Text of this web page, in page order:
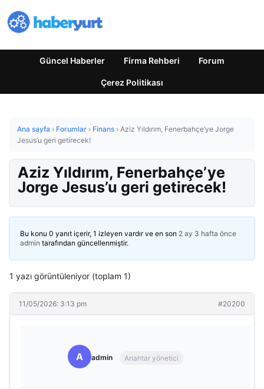
Güncel Haberler Firma Rehberi Forum
Çerez Politikası
Ana sayfa › Forumlar › Finans › Aziz Yıldırım, Fenerbahçe’ye Jorge
Jesus’u geri getirecek!
Aziz Yıldırım, Fenerbahçe’ye
Jorge Jesus’u geri getirecek!
Bu konu 0 yanıt içerir, 1 izleyen vardır ve en son 2 ay 3 hafta önce
admin tarafından güncellenmiştir.
1 yazı görüntüleniyor (toplam 1)
11/05/2026: 3:13 pm #20200
A admin Anahtar yönetici